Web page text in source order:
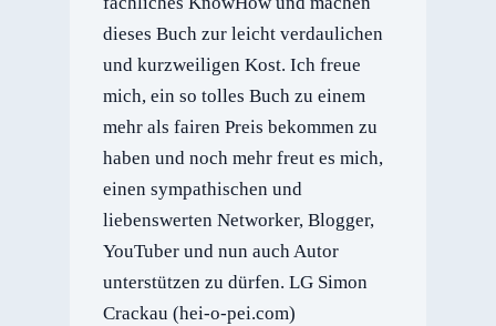
dieses Buch zur leicht verdaulichen
und kurzweiligen Kost. Ich freue
mich, ein so tolles Buch zu einem
mehr als fairen Preis bekommen zu
haben und noch mehr freut es mich,
einen sympathischen und
liebenswerten Networker, Blogger,
YouTuber und nun auch Autor
unterstützen zu dürfen. LG Simon
Crackau (hei-o-pei.com)